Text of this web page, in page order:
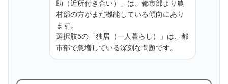
助（近所付き合い）」は、都市部より農
村部の方がまだ機能している傾向にあり
ます。
選択肢5の「独居（一人暮らし）」は、都
市部で急増している深刻な問題です。